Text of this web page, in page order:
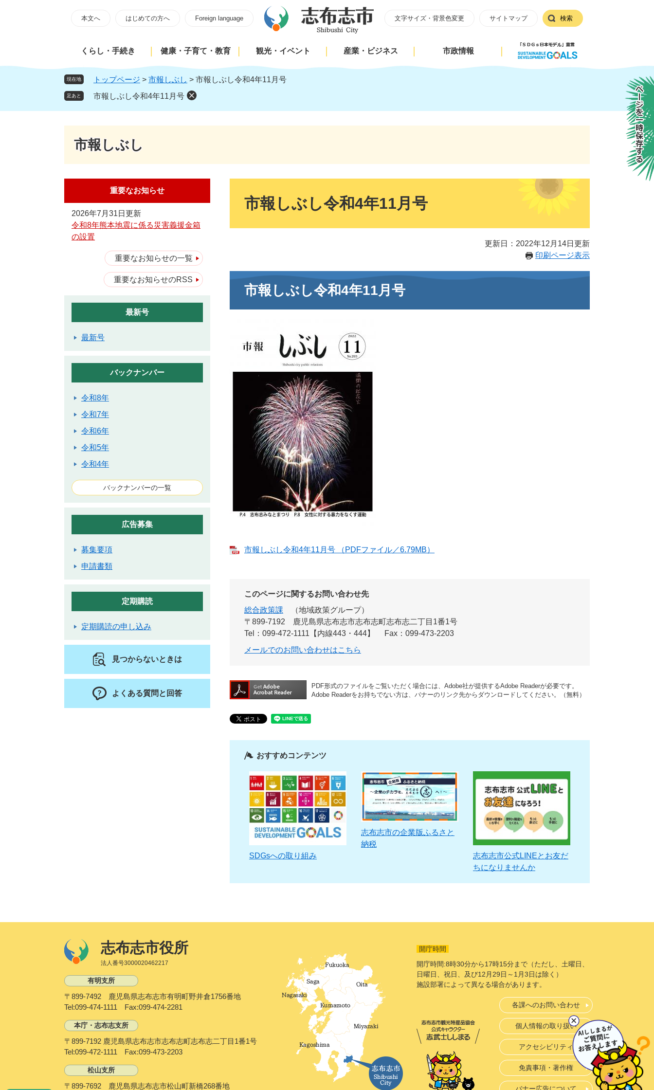
頭
飛
本
本文へ はじめての方へ Foreign language 文字サイズ・背景色変更 サイトマップ 検索
くらし・手続き 健康・子育て・教育 観光・イベント 産業・ビジネス 市政情報
現在地 トップページ > 市報しぶし > 市報しぶし令和4年11月号
足あと 市報しぶし令和4年11月号
市報しぶし
市報しぶし令和4年11月号
更新日：2022年12月14日更新
印刷ページ表示
市報しぶし令和4年11月号
市報しぶし令和4年11月号 （PDFファイル／6.79MB）
このページに関するお問い合わせ先
総合政策課
地域政策グループ
〒899‐7192
鹿児島県志布志市志布志町志布志二丁目1番1号
Tel：099-472-1111【内線443・444】
Fax：099-473-2203
メールでのお問い合わせはこちら
PDF形式のファイルをご覧いただく場合には、Adobe社が提供するAdobe Readerが必要です。
Adobe Readerをお持ちでない方は、バナーのリンク先からダウンロードしてください。（無料）
おすすめコンテンツ
SDGsへの取り組み
志布志市の企業版ふるさと
納税
志布志市公式LINEとお友だ
ちになりませんか
重要なお知らせ
2026年7月31日更新
令和8年熊本地震に係る災害義援金箱
の設置
重要なお知らせの一覧
重要なお知らせのRSS
最新号
最新号
バックナンバー
令和8年
令和7年
令和6年
令和5年
令和4年
バックナンバーの一覧
広告募集
募集要項
申請書類
定期購読
定期購読の申し込み
見つからないときは
よくある質問と回答
志布志市役所
法人番号3000020462217
有明支所
〒899-7492 鹿児島県志布志市有明町野井倉1756番地
Tel:099-474-1111 Fax:099-474-2281
本庁・志布志支所
〒899-7192 鹿児島県志布志市志布志町志布志二丁目1番1号
Tel:099-472-1111 Fax:099-473-2203
松山支所
〒899-7692 鹿児島県志布志市松山町新橋268番地
開庁時間
開庁時間:8時30分から17時15分まで（ただし、土曜日、
日曜日、祝日、及び12月29日～1月3日は除く）
施設部署によって異なる場合があります。
各課へのお問い合わせ
個人情報の取り扱い
アクセシビリティ
免責事項・著作権
ページを一時保存する